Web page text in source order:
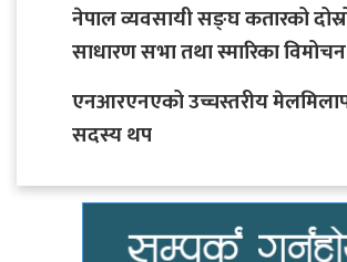
नेपाल व्यवसायी सङ्घ कतारको
साधारण सभा तथा स्मारिका
एनआरएनएको उच्चस्तरीय
सदस्य थप